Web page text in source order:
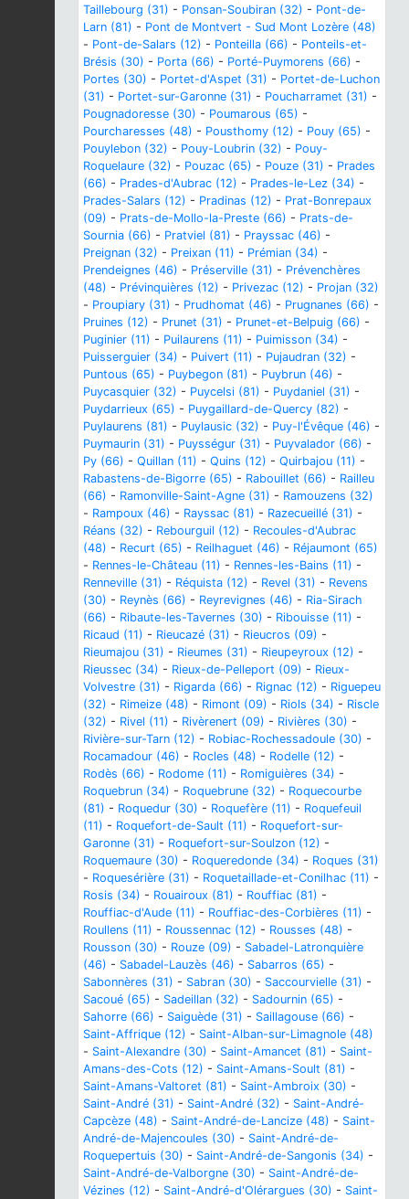
Taillebourg (31) - Ponsan-Soubiran (32) - Pont-de-
Larn (81) - Pont de Montvert - Sud Mont Lozère (48)
- Pont-de-Salars (12) - Ponteilla (66) - Ponteils-et-
Brésis (30) - Porta (66) - Porté-Puymorens (66) -
Portes (30) - Portet-d'Aspet (31) - Portet-de-Luchon
(31) - Portet-sur-Garonne (31) - Poucharramet (31) -
Pougnadoresse (30) - Poumarous (65) -
Pourcharesses (48) - Pousthomy (12) - Pouy (65) -
Pouylebon (32) - Pouy-Loubrin (32) - Pouy-
Roquelaure (32) - Pouzac (65) - Pouze (31) - Prades
(66) - Prades-d'Aubrac (12) - Prades-le-Lez (34) -
Prades-Salars (12) - Pradinas (12) - Prat-Bonrepaux
(09) - Prats-de-Mollo-la-Preste (66) - Prats-de-
Sournia (66) - Pratviel (81) - Prayssac (46) -
Preignan (32) - Preixan (11) - Prémian (34) -
Prendeignes (46) - Préserville (31) - Prévenchères
(48) - Prévinquières (12) - Privezac (12) - Projan (32)
- Proupiary (31) - Prudhomat (46) - Prugnanes (66) -
Pruines (12) - Prunet (31) - Prunet-et-Belpuig (66) -
Puginier (11) - Puilaurens (11) - Puimisson (34) -
Puisserguier (34) - Puivert (11) - Pujaudran (32) -
Puntous (65) - Puybegon (81) - Puybrun (46) -
Puycasquier (32) - Puycelsi (81) - Puydaniel (31) -
Puydarrieux (65) - Puygaillard-de-Quercy (82) -
Puylaurens (81) - Puylausic (32) - Puy-l'Évêque (46) -
Puymaurin (31) - Puysségur (31) - Puyvalador (66) -
Py (66) - Quillan (11) - Quins (12) - Quirbajou (11) -
Rabastens-de-Bigorre (65) - Rabouillet (66) - Railleu
(66) - Ramonville-Saint-Agne (31) - Ramouzens (32)
- Rampoux (46) - Rayssac (81) - Razecueillé (31) -
Réans (32) - Rebourguil (12) - Recoules-d'Aubrac
(48) - Recurt (65) - Reilhaguet (46) - Réjaumont (65)
- Rennes-le-Château (11) - Rennes-les-Bains (11) -
Renneville (31) - Réquista (12) - Revel (31) - Revens
(30) - Reynès (66) - Reyrevignes (46) - Ria-Sirach
(66) - Ribaute-les-Tavernes (30) - Ribouisse (11) -
Ricaud (11) - Rieucazé (31) - Rieucros (09) -
Rieumajou (31) - Rieumes (31) - Rieupeyroux (12) -
Rieussec (34) - Rieux-de-Pelleport (09) - Rieux-
Volvestre (31) - Rigarda (66) - Rignac (12) - Riguepeu
(32) - Rimeize (48) - Rimont (09) - Riols (34) - Riscle
(32) - Rivel (11) - Rivèrenert (09) - Rivières (30) -
Rivière-sur-Tarn (12) - Robiac-Rochessadoule (30) -
Rocamadour (46) - Rocles (48) - Rodelle (12) -
Rodès (66) - Rodome (11) - Romiguières (34) -
Roquebrun (34) - Roquebrune (32) - Roquecourbe
(81) - Roquedur (30) - Roquefère (11) - Roquefeuil
(11) - Roquefort-de-Sault (11) - Roquefort-sur-
Garonne (31) - Roquefort-sur-Soulzon (12) -
Roquemaure (30) - Roqueredonde (34) - Roques (31)
- Roquesérière (31) - Roquetaillade-et-Conilhac (11) -
Rosis (34) - Rouairoux (81) - Rouffiac (81) -
Rouffiac-d'Aude (11) - Rouffiac-des-Corbières (11) -
Roullens (11) - Roussennac (12) - Rousses (48) -
Rousson (30) - Rouze (09) - Sabadel-Latronquière
(46) - Sabadel-Lauzès (46) - Sabarros (65) -
Sabonnères (31) - Sabran (30) - Saccourvielle (31) -
Sacoué (65) - Sadeillan (32) - Sadournin (65) -
Sahorre (66) - Saiguède (31) - Saillagouse (66) -
Saint-Affrique (12) - Saint-Alban-sur-Limagnole (48)
- Saint-Alexandre (30) - Saint-Amancet (81) - Saint-
Amans-des-Cots (12) - Saint-Amans-Soult (81) -
Saint-Amans-Valtoret (81) - Saint-Ambroix (30) -
Saint-André (31) - Saint-André (32) - Saint-André-
Capcèze (48) - Saint-André-de-Lancize (48) - Saint-
André-de-Majencoules (30) - Saint-André-de-
Roquepertuis (30) - Saint-André-de-Sangonis (34) -
Saint-André-de-Valborgne (30) - Saint-André-de-
Vézines (12) - Saint-André-d'Olérargues (30) - Saint-